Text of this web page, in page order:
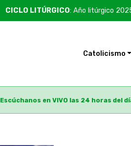
CICLO LITÚRGICO: Año litúrgico
Catolicismo
Escúchanos en VIVO las 24 horas del